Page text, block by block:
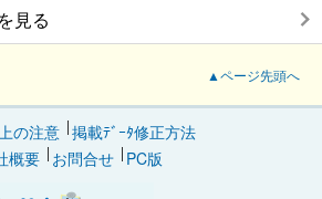
見る
▲ページ先頭へ
の注意 掲載ﾃﾞｰﾀ修正方法
概要
お問合せ PC版